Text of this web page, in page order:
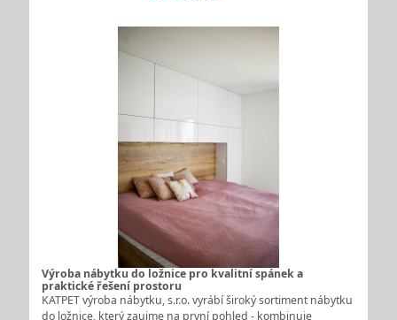
Výroba nábytku do ložnice pro kvalitní spánek a
praktické řešení prostoru
KATPET výroba nábytku, s.r.o. vyrábí široký sortiment nábytku
do ložnice, který zaujme na první pohled - kombinuje